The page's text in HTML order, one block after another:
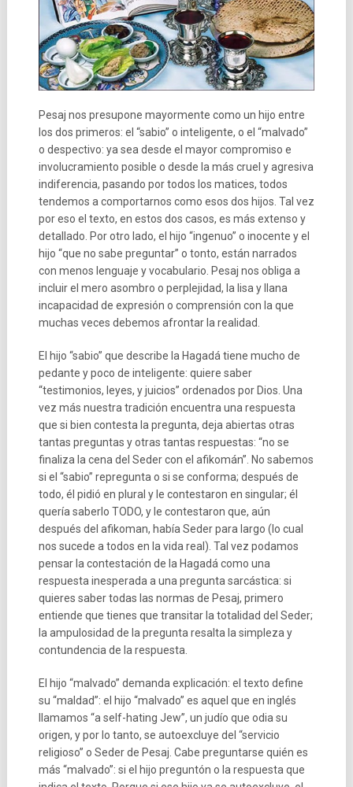
Pesaj nos presupone mayormente como un hijo entre
los dos primeros: el “sabio” o inteligente, o el “malvado”
o despectivo: ya sea desde el mayor compromiso e
involucramiento posible o desde la más cruel y agresiva
indiferencia, pasando por todos los matices, todos
tendemos a comportarnos como esos dos hijos. Tal vez
por eso el texto, en estos dos casos, es más extenso y
detallado. Por otro lado, el hijo “ingenuo” o inocente y el
hijo “que no sabe preguntar” o tonto, están narrados
con menos lenguaje y vocabulario. Pesaj nos obliga a
incluir el mero asombro o perplejidad, la lisa y llana
incapacidad de expresión o comprensión con la que
muchas veces debemos afrontar la realidad.
El hijo “sabio” que describe la Hagadá tiene mucho de
pedante y poco de inteligente: quiere saber
“testimonios, leyes, y juicios” ordenados por Dios. Una
vez más nuestra tradición encuentra una respuesta
que si bien contesta la pregunta, deja abiertas otras
tantas preguntas y otras tantas respuestas: “no se
finaliza la cena del Seder con el afikomán”. No sabemos
si el “sabio” repregunta o si se conforma; después de
todo, él pidió en plural y le contestaron en singular; él
quería saberlo TODO, y le contestaron que, aún
después del afikoman, había Seder para largo (lo cual
nos sucede a todos en la vida real). Tal vez podamos
pensar la contestación de la Hagadá como una
respuesta inesperada a una pregunta sarcástica: si
quieres saber todas las normas de Pesaj, primero
entiende que tienes que transitar la totalidad del Seder;
la ampulosidad de la pregunta resalta la simpleza y
contundencia de la respuesta.
El hijo “malvado” demanda explicación: el texto define
su “maldad”: el hijo “malvado” es aquel que en inglés
llamamos “a self-hating Jew”, un judío que odia su
origen, y por lo tanto, se autoexcluye del “servicio
religioso” o Seder de Pesaj. Cabe preguntarse quién es
más “malvado”: si el hijo preguntón o la respuesta que